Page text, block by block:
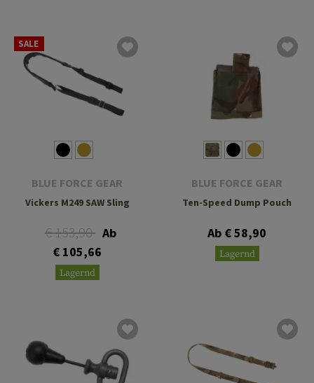
SALE
BLUE FORCE GEAR
Vickers M249 SAW Sling
€ 153,90 Ab
€ 105,66
Lagernd
BLUE FORCE GEAR
Ten-Speed Dump Pouch
Ab € 58,90
Lagernd